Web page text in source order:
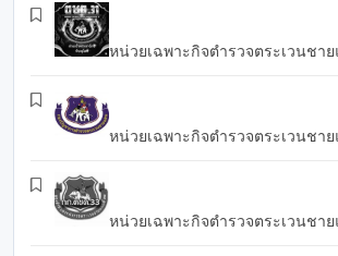
หน่วยเฉพาะกิจตำรวจตระเวนชา
หน่วยเฉพาะกิจตำรวจตระเวนชา
หน่วยเฉพาะกิจตำรวจตระเวนชา